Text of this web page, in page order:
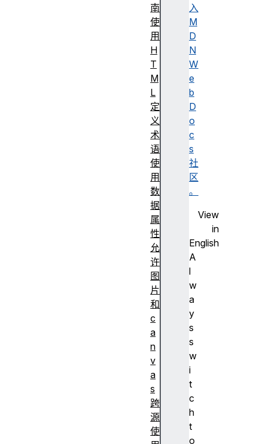
入
M
D
N
W
e
b
D
o
c
s
社
区
。
View
in
English
A
l
w
a
y
s
s
w
i
t
c
h
t
o
南
使
用
H
T
M
L
定
义
术
语
使
用
数
据
属
性
允
许
图
片
和
c
a
n
v
a
s
跨
源
使